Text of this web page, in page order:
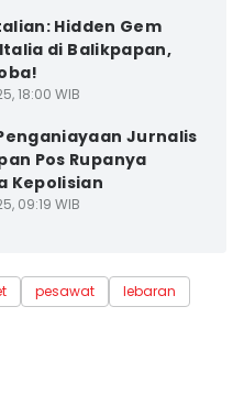
Hidden Gem
di Balikpapan,
18:00 WIB
Jurnalis
Pos Rupanya
Kepolisian
09:19 WIB
pesawat
lebaran